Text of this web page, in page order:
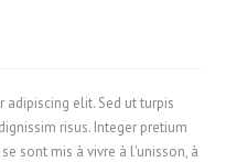
elit. Sed ut turpis
risus. Integer pretium
sont mis à vivre à l'unisson, à